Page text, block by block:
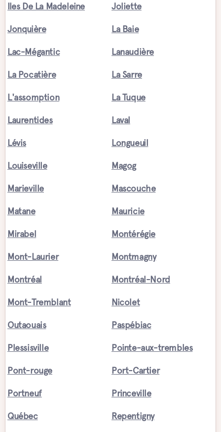
Iles De La Madeleine Joliette
Jonquière La Baie
Lac-Mégantic Lanaudière
La Pocatière La Sarre
L'assomption La Tuque
Laurentides Laval
Lévis Longueuil
Louiseville Magog
Marieville Mascouche
Matane Mauricie
Mirabel Montérégie
Mont-Laurier Montmagny
Montréal Montréal-Nord
Mont-Tremblant Nicolet
Outaouais Paspébiac
Plessisville Pointe-aux-trembles
Pont-rouge Port-Cartier
Portneuf Princeville
Québec Repentigny